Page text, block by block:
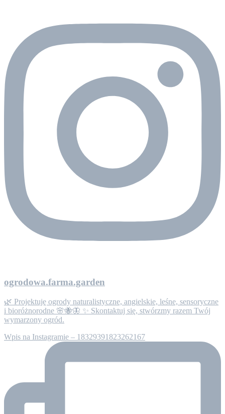
ogrodowa.farma.garden
🌿 Projektuję ogrody naturalistyczne, angielskie, leśne, sensoryczne
i bioróżnorodne 🌸🐝🦋 ✨ Skontaktuj się, stwórzmy razem Twój
wymarzony ogród.
Wpis na Instagramie – 18329391823262167